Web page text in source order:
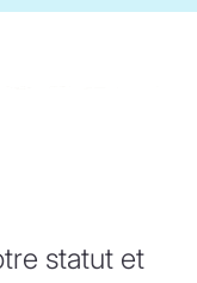
statut et